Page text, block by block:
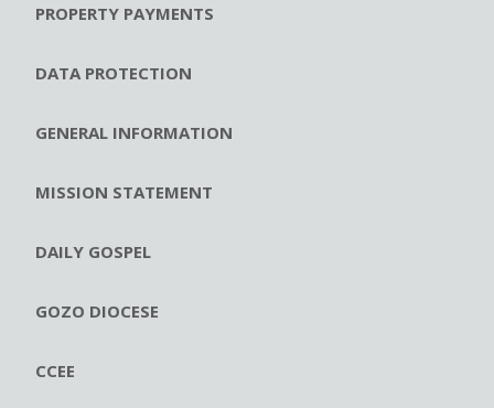
PROPERTY PAYMENTS
DATA PROTECTION
GENERAL INFORMATION
MISSION STATEMENT
DAILY GOSPEL
GOZO DIOCESE
CCEE